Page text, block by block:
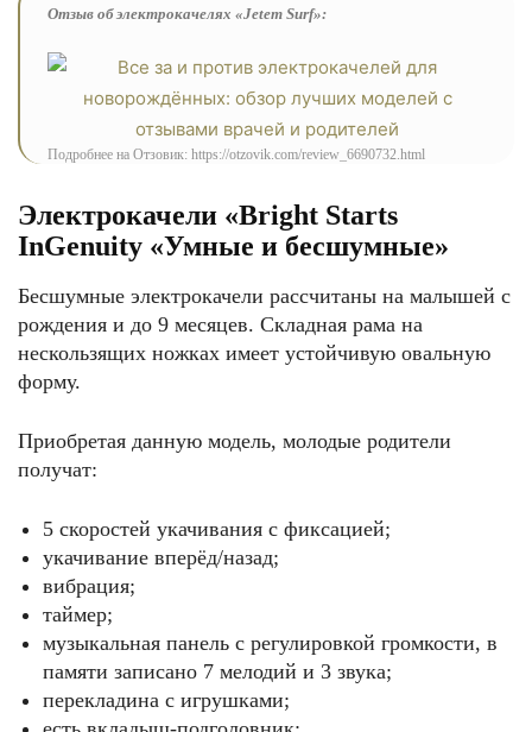
Отзыв об электрокачелях «Jetem Surf»:
Подробнее на Отзовик: https://otzovik.com/review_6690732.html
Электрокачели «Bright Starts
InGenuity «Умные и бесшумные»
Бесшумные электрокачели рассчитаны на малышей с
рождения и до 9 месяцев. Складная рама на
нескользящих ножках имеет устойчивую овальную
форму.
Приобретая данную модель, молодые родители
получат:
5 скоростей укачивания с фиксацией;
укачивание вперёд/назад;
вибрация;
таймер;
музыкальная панель с регулировкой громкости, в
памяти записано 7 мелодий и 3 звука;
перекладина с игрушками;